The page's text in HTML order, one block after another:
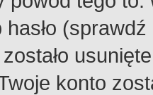
konto